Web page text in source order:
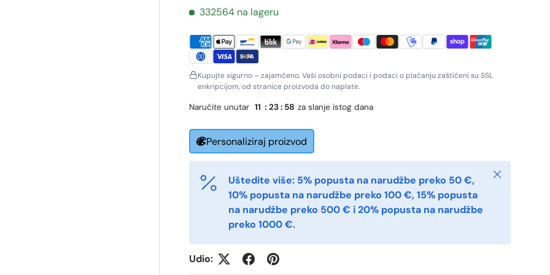
332564 na lageru
Kupujte sigurno – zajamčeno. Vaši osobni podaci i podaci o plaćanju zaštićeni su SSL
enkripcijom, od stranice proizvoda do naplate.
Naručite unutar 11 : 23 : 57 za slanje istog dana
Personaliziraj proizvod
Uštedite više: 5% popusta na narudžbe preko 50 €,
10% popusta na narudžbe preko 100 €, 15% popusta
na narudžbe preko 500 € i 20% popusta na narudžbe
preko 1000 €.
Zatvoriti
Udio: